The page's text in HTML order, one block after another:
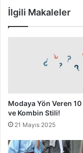
İlgili Makaleler
Modaya Yön Veren 10
ve Kombin Stili!
21 Mayıs 2025